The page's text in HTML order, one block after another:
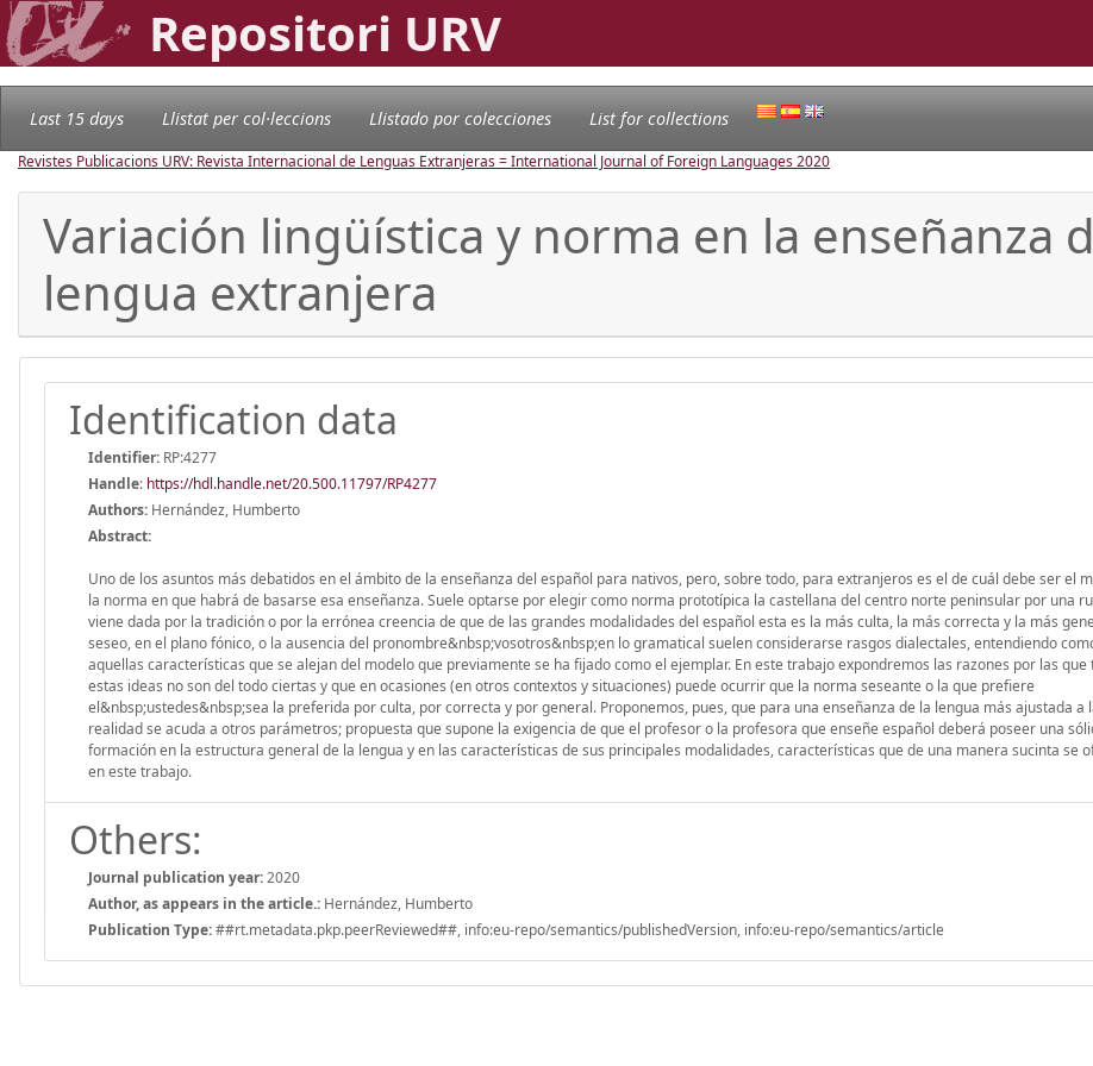
Repositori URV
Last 15 days Llistat per col·leccions Llistado por colecciones List for collections
Revistes Publicacions URV: Revista Internacional de Lenguas Extranjeras = International Journal of Foreign Languages2020
Variación lingüística y norma en la enseñanza
lengua extranjera
Identification data
Identifier: RP:4277
Handle: https://hdl.handle.net/20.500.11797/RP4277
Authors: Hernández, Humberto
Abstract:
Uno de los asuntos más debatidos en el ámbito de la enseñanza del español para nativos, pero, sobre todo, para extranjeros es el de cuál debe ser el
la norma en que habrá de basarse esa enseñanza. Suele optarse por elegir como norma prototípica la castellana del centro norte peninsular por una
viene dada por la tradición o por la errónea creencia de que de las grandes modalidades del español esta es la más culta, la más correcta y la más
seseo, en el plano fónico, o la ausencia del pronombre&nbsp;vosotros&nbsp;en lo gramatical suelen considerarse rasgos dialectales, entendiendo
aquellas características que se alejan del modelo que previamente se ha fijado como el ejemplar. En este trabajo expondremos las razones por las que
estas ideas no son del todo ciertas y que en ocasiones (en otros contextos y situaciones) puede ocurrir que la norma seseante o la que prefiere
el&nbsp;ustedes&nbsp;sea la preferida por culta, por correcta y por general. Proponemos, pues, que para una enseñanza de la lengua más ajustada a
realidad se acuda a otros parámetros; propuesta que supone la exigencia de que el profesor o la profesora que enseñe español deberá poseer una
formación en la estructura general de la lengua y en las características de sus principales modalidades, características que de una manera sucinta se
en este trabajo.
Others:
Journal publication year:2020
Author, as appears in the article.: Hernández, Humberto
Publication Type:##rt.metadata.pkp.peerReviewed##, info:eu-repo/semantics/publishedVersion, info:eu-repo/semantics/article